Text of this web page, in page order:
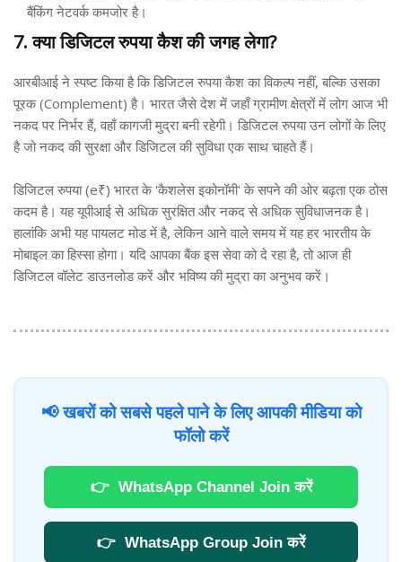
बैंकिंग नेटवर्क कमजोर है।
7. क्या डिजिटल रुपया कैश की जगह लेगा?
आरबीआई ने स्पष्ट किया है कि डिजिटल रुपया कैश का विकल्प नहीं, बल्कि उसका
पूरक (Complement) है। भारत जैसे देश में जहाँ ग्रामीण क्षेत्रों में लोग आज भी
नकद पर निर्भर हैं, वहाँ कागजी मुद्रा बनी रहेगी। डिजिटल रुपया उन लोगों के लिए
है जो नकद की सुरक्षा और डिजिटल की सुविधा एक साथ चाहते हैं।
डिजिटल रुपया (e₹) भारत के 'कैशलेस इकोनॉमी' के सपने की ओर बढ़ता एक ठोस
कदम है। यह यूपीआई से अधिक सुरक्षित और नकद से अधिक सुविधाजनक है।
हालांकि अभी यह पायलट मोड में है, लेकिन आने वाले समय में यह हर भारतीय के
मोबाइल का हिस्सा होगा। यदि आपका बैंक इस सेवा को दे रहा है, तो आज ही
डिजिटल वॉलेट डाउनलोड करें और भविष्य की मुद्रा का अनुभव करें।
📢 खबरों को सबसे पहले पाने के लिए आपकी मीडिया को
फॉलो करें
👉 WhatsApp Channel Join करें
👉 WhatsApp Group Join करें